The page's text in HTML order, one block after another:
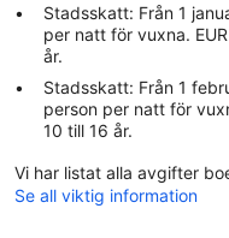
Stadsskatt: Från 1
per natt för vuxna.
år.
Stadsskatt: Från 1
person per natt för
10 till 16 år.
Vi har listat alla avgifter
Se all viktig information